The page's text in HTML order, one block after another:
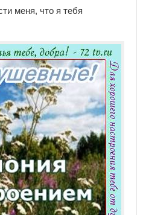
мeня, чтo я тeбя